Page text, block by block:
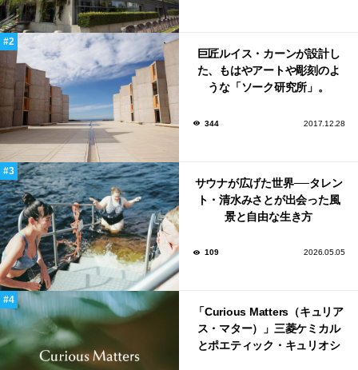
巨匠ルイス・カーンが設計し
た、もはやアートや彫刻のよ
うな「ソーク研究所」。
344 2017.12.28
サウナが広げた世界──タレン
ト・清水みさとが出会った風
景と自由な生き方
109 2026.05.05
「Curious Matters（キュリア
ス・マター）」三菱ケミカル
とポエティック・キュリオシ